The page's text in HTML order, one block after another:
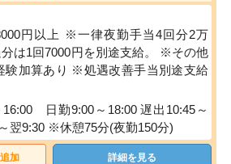
円以上 ※一律夜勤手当4回分2万
は1回7000円を別途支給。 ※その他
加算あり ※処遇改善手当別途支給
日勤9:00～18:00 遅出10:45～
翌9:30 ※休憩75分(夜勤150分)
加 詳細を見る